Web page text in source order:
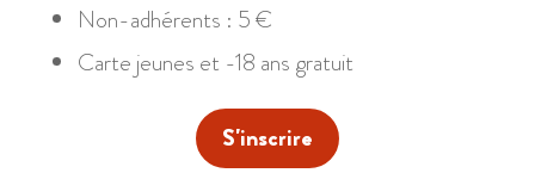
Non-adhérents : 5 €
Carte jeunes et -18 ans gratuit
S'inscrire